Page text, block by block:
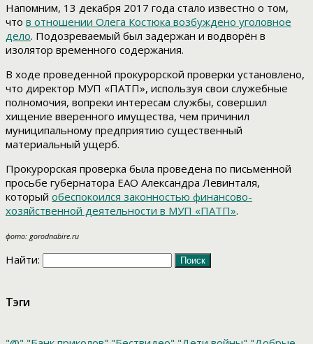
Напомним, 13 декабря 2017 года стало известно о том,
что в отношении Олега Костюка возбуждено уголовное
дело. Подозреваемый был задержан и водворён в
изолятор временного содержания.
В ходе проведенной прокурорской проверки установлено,
что директор МУП «ПАТП», используя свои служебные
полномочия, вопреки интересам службы, совершил
хищение вверенного имущества, чем причинил
муниципальному предприятию существенный
материальный ущерб.
Прокурорская проверка была проведена по письменной
просьбе губернатора ЕАО Александра Левинталя,
который обеспокоился законностью финансово-
хозяйственной деятельности в МУП «ПАТП».
фото: gorodnabire.ru
Найти:
Тэги